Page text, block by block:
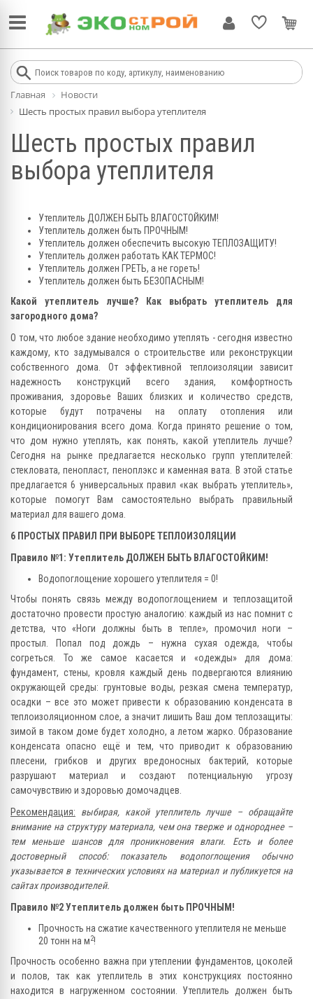
Главная
Новости
Шесть простых правил выбора утеплителя
Шесть простых правил
выбора утеплителя
Утеплитель ДОЛЖЕН БЫТЬ ВЛАГОСТОЙКИМ!
Утеплитель должен быть ПРОЧНЫМ!
Утеплитель должен обеспечить высокую ТЕПЛОЗАЩИТУ!
Утеплитель должен работать КАК ТЕРМОС!
Утеплитель должен ГРЕТЬ, а не гореть!
Утеплитель должен быть БЕЗОПАСНЫМ!
Какой утеплитель лучше? Как выбрать утеплитель для
загородного дома?
О том, что любое здание необходимо утеплять - сегодня известно
каждому, кто задумывался о строительстве или реконструкции
собственного дома. От эффективной теплоизоляции зависит
надежность конструкций всего здания, комфортность
проживания, здоровье Ваших близких и количество средств,
которые будут потрачены на оплату отопления или
кондиционирования всего дома. Когда принято решение о том,
что дом нужно утеплять, как понять, какой утеплитель лучше?
Сегодня на рынке предлагается несколько групп утеплителей:
стекловата, пенопласт, пеноплэкс и каменная вата. В этой статье
предлагается 6 универсальных правил «как выбрать утеплитель»,
которые помогут Вам самостоятельно выбрать правильный
материал для вашего дома.
6 ПРОСТЫХ ПРАВИЛ ПРИ ВЫБОРЕ ТЕПЛОИЗОЛЯЦИИ
Правило №1: Утеплитель ДОЛЖЕН БЫТЬ ВЛАГОСТОЙКИМ!
Водопоглощение хорошего утеплителя = 0!
Чтобы понять связь между водопоглощением и теплозащитой
достаточно провести простую аналогию: каждый из нас помнит с
детства, что «Ноги должны быть в тепле», промочил ноги –
простыл. Попал под дождь – нужна сухая одежда, чтобы
согреться. То же самое касается и «одежды» для дома:
фундамент, стены, кровля каждый день подвергаются влиянию
окружающей среды: грунтовые воды, резкая смена температур,
осадки – все это может привести к образованию конденсата в
теплоизоляционном слое, а значит лишить Ваш дом теплозащиты:
зимой в таком доме будет холодно, а летом жарко. Образование
конденсата опасно ещё и тем, что приводит к образованию
плесени, грибков и других вредоносных бактерий, которые
разрушают материал и создают потенциальную угрозу
самочувствию и здоровью домочадцев.
Рекомендация: выбирая, какой утеплитель лучше – обращайте
внимание на структуру материала, чем она тверже и однороднее –
тем меньше шансов для проникновения влаги. Есть и более
достоверный способ: показатель водопоглощения обычно
указывается в технических условиях на материал и публикуется на
сайтах производителей.
Правило №2 Утеплитель должен быть ПРОЧНЫМ!
Прочность на сжатие качественного утеплителя не меньше
20 тонн на м2!
Прочность особенно важна при утеплении фундаментов, цоколей
и полов, так как утеплитель в этих конструкциях постоянно
находится в нагруженном состоянии. Утеплитель должен быть